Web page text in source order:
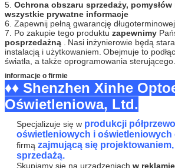
Znak CE (LVD), IP67
Napięcie udarowe:
Wejście - Wyjście, Wejście
1,5KVAC
Normy EMC:
EN55015: 2006; EN61547:
EN61000-3-2: 2006;
2000;
EN61347-1: 2001;
Gwarancja
2 lata
OEM i ODM
Witamy
Zwykle czas dostarczenia jest
roboczych;
Zamówienia OEM i ODM:
W ciągu 15 dni roboczych.
Uszczelka
Pudełko kartonowe lub jako
Wysyłka
W powietrzu, drogą morską,
obsługiwane.
5. Ochrona obszaru sprzedaży,
wszystkie prywatne informacje
6. Zapewnij pełną gwarancję długoterminowej
7. Po zakupie tego produktu zapewnimy
posprzedażną
Nasi inżynierowie będą
instalacją i użytkowaniem. Obejmuje to
światła, a także oprogramowania sterującego.
informacje o firmie
♦♦ Shenzhen Xinhe
Oświetleniowa, Ltd.
Specjalizuje się w produkcji
oświetleniowych i oświetleniowych
firmą zajmującą się
sprzedażą.
Skupiamy się na urządzeniach w